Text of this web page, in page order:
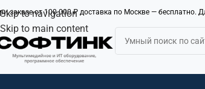
Skip to navigation
Skip to main content
заказе от 100 000 ₽ доставка по Москве — бесплатно.